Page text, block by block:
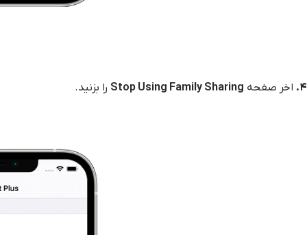
۴. اخر صفحه Stop Using Family Sharing را بزنید.